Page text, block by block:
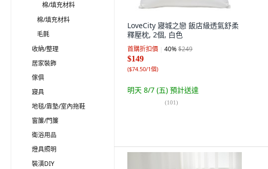
棉/填充材料
棉/填充材料
毛氈
收納/整理
居家裝飾
傢俱
寢具
地毯/靠墊/室內拖鞋
窗簾/門簾
衛浴用品
燈具照明
裝潢DIY
LoveCity 寢城之戀 飯店級透氣舒柔
釋壓枕, 2個, 白色
首購折扣價 40%$249
$149
($74.50/1個)
明天 8/7 (五) 預計送達
(101)